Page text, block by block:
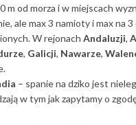
m od morza i w miejscach
ale max 3 namioty i max na 3
W rejonach Andaluzji,
, Galicji, Nawarze,
– spanie na dziko jest
w tym jak zapytamy o